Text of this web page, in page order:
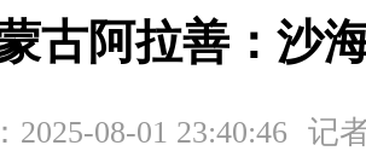
古阿拉善：沙
2025-08-01 23:40:46
记